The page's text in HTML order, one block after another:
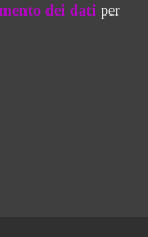
dei dati per